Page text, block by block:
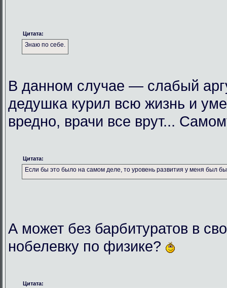
Цитата:
Знаю по себе.
В данном случае — слабый
дедушка курил всю жизнь и
вредно, врачи все врут...
Цитата:
Если бы это было на самом деле, то уровень развития у меня был
А может без барбитуратов в
нобелевку по физике?
Цитата: